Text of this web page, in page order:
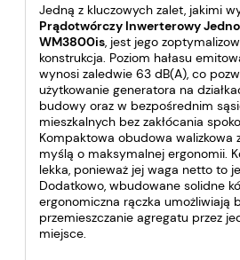
Jedną z kluczowych zalet, jakimi
Prądotwórczy Inwerterowy
WM3800is , jest jego
konstrukcja. Poziom hałasu
wynosi zaledwie 63 dB(A), co
użytkowanie generatora na
budowy oraz w bezpośrednim
mieszkalnych bez zakłócania
Kompaktowa obudowa walizkowa
myślą o maksymalnej ergonomii.
lekka, ponieważ jej waga netto to
Dodatkowo, wbudowane solidne
ergonomiczna rączka umożliwiają
przemieszczanie agregatu przez
miejsce.